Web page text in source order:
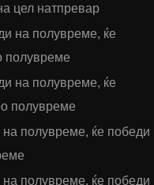
цел натпревар
на полувреме, ќе
полувреме
на полувреме, ќе
полувреме
на полувреме, ќе победи
на полувреме, ќе победи